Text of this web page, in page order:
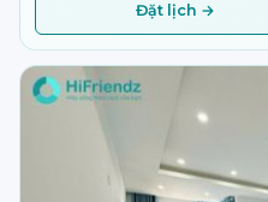
Đặt lịch →